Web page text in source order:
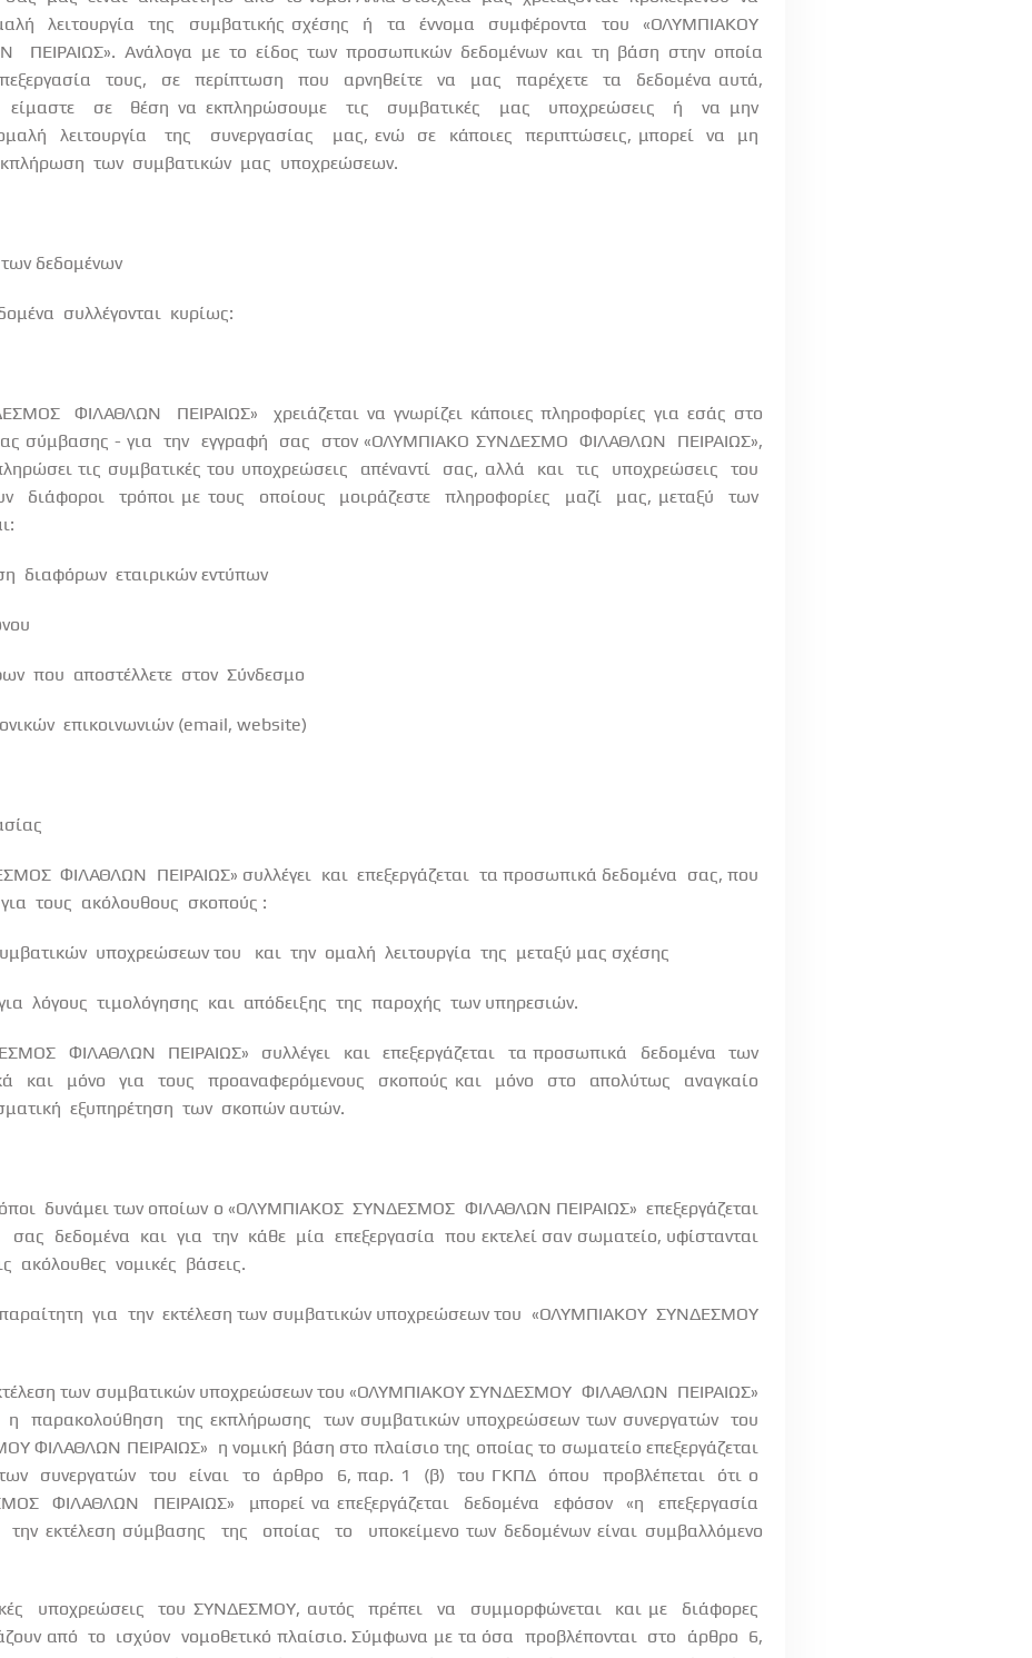
λειτουργία της συμβατικής σχέσης ή τα έννομα συμφέροντα του
«ΟΛΥΜΠΙΑΚΟΥ
ΠΕΙΡΑΙΩΣ». Ανάλογα με το είδος των προσωπικών δεδομένων και τη βάση στην οποία
τους, σε περίπτωση που αρνηθείτε να μας παρέχετε τα
δεδομένα αυτά,
είμαστε σε θέση να εκπληρώσουμε τις συμβατικές μας υποχρεώσεις ή
να μην
λειτουργία της συνεργασίας μας, ενώ σε κάποιες περιπτώσεις, μπορεί να
μη
των συμβατικών μας υποχρεώσεων.
δεδομένων
συλλέγονται κυρίως:
ΦΙΛΑΘΛΩΝ ΠΕΙΡΑΙΩΣ»
χρειάζεται να γνωρίζει κάποιες πληροφορίες για εσάς στο
σύμβασης - για την εγγραφή σας στον «ΟΛΥΜΠΙΑΚΟ ΣΥΝΔΕΣΜΟ ΦΙΛΑΘΛΩΝ
ΠΕΙΡΑΙΩΣ»,
τις συμβατικές του υποχρεώσεις
απέναντί σας, αλλά και τις υποχρεώσεις
του
διάφοροι τρόποι με τους οποίους μοιράζεστε πληροφορίες μαζί μας, μεταξύ
των
διαφόρων εταιρικών εντύπων
που αποστέλλετε στον Σύνδεσμο
επικοινωνιών (email, website)
ΦΙΛΑΘΛΩΝ ΠΕΙΡΑΙΩΣ» συλλέγει και επεξεργάζεται τα προσωπικά δεδομένα σας, που
τους ακόλουθους σκοπούς :
υποχρεώσεων του και την ομαλή λειτουργία της μεταξύ μας σχέσης
λόγους τιμολόγησης και απόδειξης της παροχής των υπηρεσιών.
ΦΙΛΑΘΛΩΝ ΠΕΙΡΑΙΩΣ» συλλέγει και επεξεργάζεται τα προσωπικά δεδομένα
των
και μόνο για τους προαναφερόμενους σκοπούς και μόνο στο απολύτως
αναγκαίο
εξυπηρέτηση των σκοπών αυτών.
δυνάμει των οποίων ο «ΟΛΥΜΠΙΑΚΟΣ ΣΥΝΔΕΣΜΟΣ ΦΙΛΑΘΛΩΝ ΠΕΙΡΑΙΩΣ» επεξεργάζεται
σας δεδομένα και για την κάθε μία επεξεργασία που εκτελεί σαν σωματείο, υφίστανται
ακόλουθες νομικές βάσεις.
για την εκτέλεση των συμβατικών υποχρεώσεων του «ΟΛΥΜΠΙΑΚΟΥ ΣΥΝΔΕΣΜΟΥ
των συμβατικών υποχρεώσεων του «ΟΛΥΜΠΙΑΚΟΥ ΣΥΝΔΕΣΜΟΥ ΦΙΛΑΘΛΩΝ ΠΕΙΡΑΙΩΣ»
η παρακολούθηση της εκπλήρωσης των συμβατικών υποχρεώσεων των συνεργατών
του
ΦΙΛΑΘΛΩΝ ΠΕΙΡΑΙΩΣ» η νομική βάση στο πλαίσιο της οποίας το σωματείο επεξεργάζεται
συνεργατών του είναι το άρθρο 6, παρ. 1 (β) του ΓΚΠΔ όπου προβλέπεται
ότι ο
ΦΙΛΑΘΛΩΝ ΠΕΙΡΑΙΩΣ» μπορεί να επεξεργάζεται δεδομένα εφόσον «η
επεξεργασία
την εκτέλεση σύμβασης της οποίας το
υποκείμενο των δεδομένων είναι συμβαλλόμενο
υποχρεώσεις του ΣΥΝΔΕΣΜΟΥ, αυτός πρέπει να συμμορφώνεται και με
διάφορες
από το ισχύον νομοθετικό πλαίσιο. Σύμφωνα με τα όσα προβλέπονται στο άρθρο 6,